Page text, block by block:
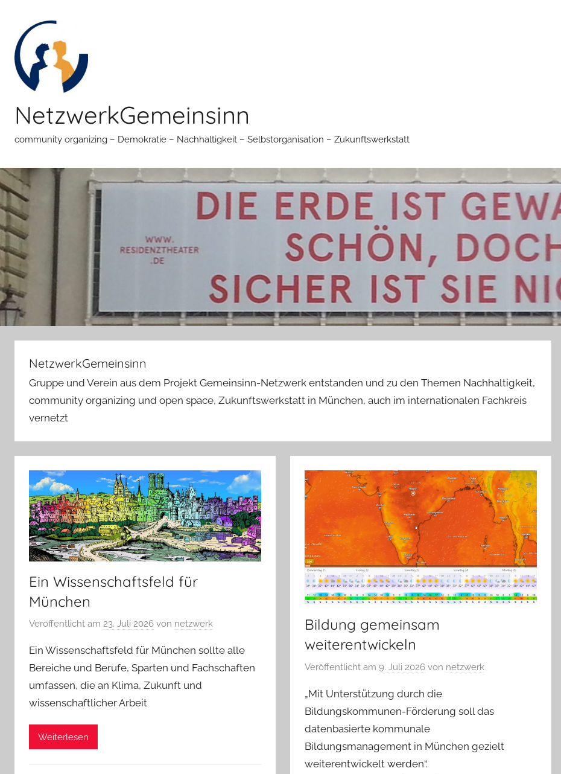
springen
NetzwerkGemeinsinn
community organizing – Demokratie – Nachhaltigkeit – Selbstorganisation – Zukunftswerkstatt
NetzwerkGemeinsinn
Gruppe und Verein aus dem Projekt Gemeinsinn-Netzwerk entstanden und zu den Themen Nachhaltigkeit,
community organizing und open space, Zukunftswerkstatt in München, auch im internationalen Fachkreis
vernetzt
Ein Wissenschaftsfeld für
München
Veröffentlicht am 23. Juli 2026 von netzwerk
Ein Wissenschaftsfeld für München sollte alle
Bereiche und Berufe, Sparten und Fachschaften
umfassen, die an Klima, Zukunft und
wissenschaftlicher Arbeit
Weiterlesen
Bildung gemeinsam
weiterentwickeln
Veröffentlicht am9. Juli 2026 von netzwerk
„Mit Unterstützung durch die
Bildungskommunen-Förderung soll das
datenbasierte kommunale
Bildungsmanagement in München gezielt
weiterentwickelt werden“.